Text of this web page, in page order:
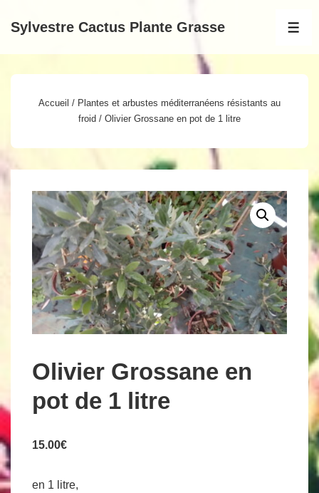
passer
Sylvestre Cactus Plante Grasse
Accueil / Plantes et arbustes méditerranéens résistants au
froid / Olivier Grossane en pot de 1 litre
Olivier Grossane en
pot de 1 litre
15.00€
en 1 litre,